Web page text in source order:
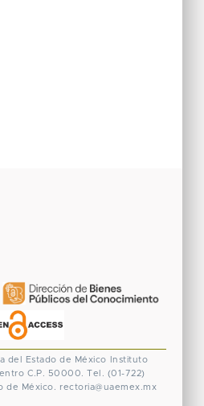
del Estado de México
Instituto
C.P. 50000. Tel. (01-722)
de México. rectoria@uaemex.mx